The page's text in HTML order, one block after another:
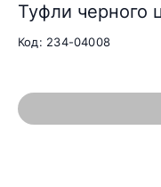
Туфли черного
Код: 234-04008